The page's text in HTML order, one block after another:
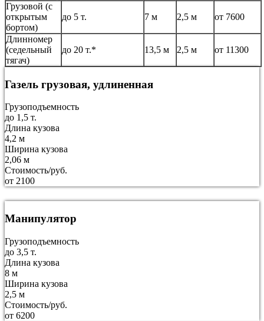
Грузовой (с
открытым
бортом)
до 5 т. 7 м 2,5 м от 7600
Длинномер
(седельный
тягач)
до 20 т.* 13,5 м 2,5 м от 11300
Газель грузовая, удлиненная
Грузоподъемность
до 1,5 т.
Длина кузова
4,2 м
Ширина кузова
2,06 м
Стоимость/руб.
от 2100
Манипулятор
Грузоподъемность
до 3,5 т.
Длина кузова
8 м
Ширина кузова
2,5 м
Стоимость/руб.
от 6200